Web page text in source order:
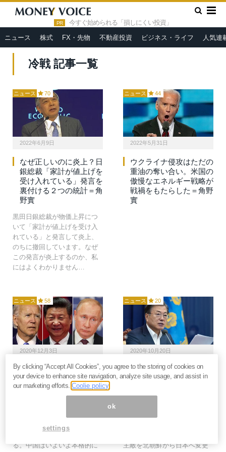
PR 今すぐ始められる「損しにくい投資」
ニュース 株式 FX・先物 不動産投資 ビジネス・ライフ 人気連
HOME » 冷戦
冷戦 記事一覧
ニュース 70
2022年6月9日
なぜ正しいのに炎上？日
銀総裁「家計が値上げを
受け入れている」発言を
裏付ける２つの統計＝角
野實
黒田日銀総裁が物価上昇につ
いて「家計が値上げを受け入
れている」と発言して炎上、
のちに撤回しています。なぜ
この発言が炎上するのか、私
にはよくわかりません…
ニュース 44
2022年5月31日
ウクライナ侵攻はただの
重油の奪い合い。米国の
傲慢なエネルギー戦略が
戦禍をもたらした＝角野
實
ニュース 58
2020年12月3日
習近平が戦争準備に本
腰。圧倒的「経済力」に
バイデンもプーチンも屈
服する＝江守哲
治的なものだけではなく、
る。中国はいよいよ本格的に
ニュース 20
2020年10月20日
韓国文政権「金正恩への
片思い」で四面楚歌。南
勝又壽良
主敵を北朝鮮から日本へ変更
By clicking “Accept All Cookies”, you agree to the storing of cookies on
your device to enhance site navigation, analyze site usage, and assist in
our marketing efforts.Coolie policy
ok
settings